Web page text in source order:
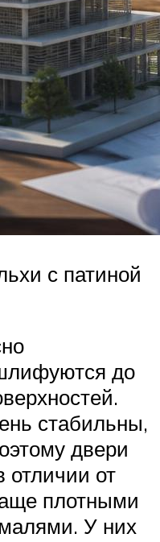
с патиной
до
стабильны,
двери
отличии от
плотными
У них